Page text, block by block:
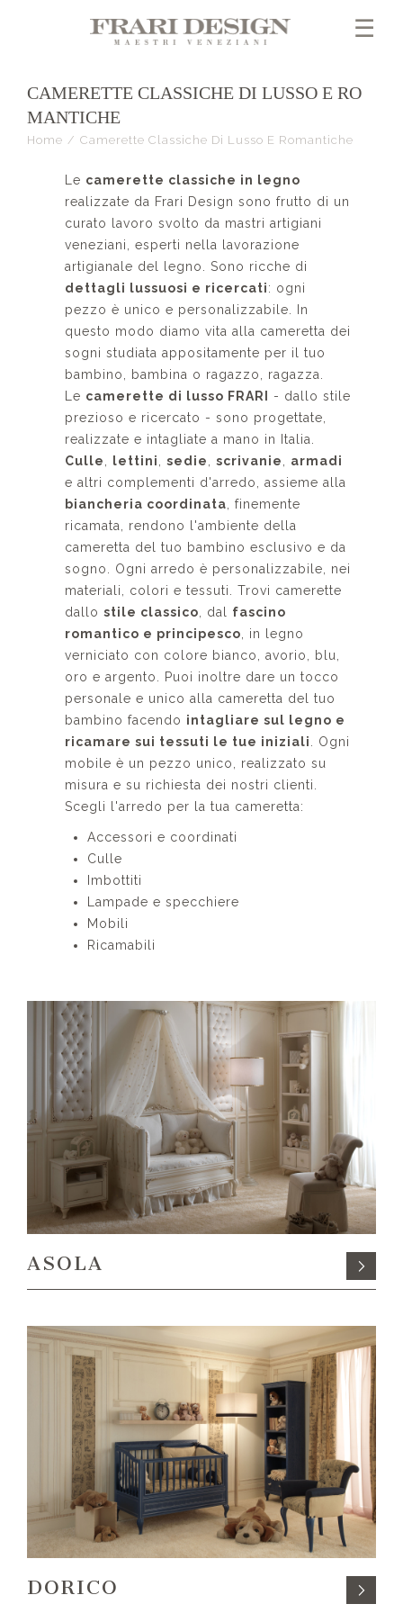
☰
×
CAMERETTE CLASSICHE DI LUSSO E RO
MANTICHE
Home / Camerette Classiche Di Lusso E Romantiche
Le camerette classiche in legno
realizzate da Frari Design sono frutto di un
curato lavoro svolto da mastri artigiani
veneziani, esperti nella lavorazione
artigianale del legno. Sono ricche di
dettagli lussuosi e ricercati: ogni
pezzo è unico e personalizzabile. In
questo modo diamo vita alla cameretta dei
sogni studiata appositamente per il tuo
bambino, bambina o ragazzo, ragazza.
Le camerette di lusso FRARI
- dallo stile
prezioso e ricercato - sono progettate,
realizzate e intagliate a mano in Italia.
Culle
lettini sedie scrivanie
armadi
e altri complementi d'arredo
, assieme alla
biancheria coordinata , finemente
ricamata, rendono l'ambiente della
cameretta del tuo bambino esclusivo e da
sogno. Ogni arredo è personalizzabile, nei
materiali, colori e tessuti. Trovi camerette
dallo stile classico , dal fascino
romantico e principesco , in legno
verniciato con colore bianco, avorio, blu,
oro e argento. Puoi inoltre dare un tocco
personale e unico alla cameretta del tuo
bambino facendo intagliare sul legno e
ricamare sui tessuti le tue iniziali
. Ogni
mobile è un pezzo unico, realizzato su
misura e su richiesta dei nostri clienti.
Scegli l'arredo per la tua cameretta:
Accessori e coordinati
Culle
Imbottiti
Lampade e specchiere
Mobili
Ricamabili
ASOLA
DORICO